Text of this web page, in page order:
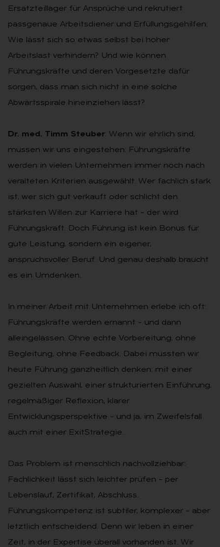
Ersatzteillager für Ansprüche und rekrutiert
passgenaue Arbeitsdiener und Erfüllungsgehilfen.
Wie lässt sich so etwas selbst bei hoher
Arbeitslast verhindern? Und wie können
Führungskräfte und deren Vorgesetzte dafür
sorgen, dass man sich nicht in eine solche
Abwärtsspirale hineinziehen lässt?
Dr. med. Timm Steuber: Wenn wir ehrlich sind,
müssen wir uns eingestehen: Führungskräfte
werden in vielen Unternehmen immer noch nach
veralteten Kriterien ausgewählt. Wer fachlich stark
ist, wer sich gut verkauft oder schlicht den
stärksten Willen zur Karriere hat – der wird
Führungskraft. Doch Führung ist kein Bonus für
gute Leistung, sondern ein eigener,
anspruchsvoller Beruf. Und genau deshalb braucht
es ein Umdenken.
In meiner Arbeit mit Unternehmen erlebe ich oft:
Führungskräfte werden ernannt – und dann
alleingelassen. Ohne echte Vorbereitung, ohne
Begleitung, ohne Feedback. Dabei müssten wir
heute Führung ganzheitlich denken: mit einer
gezielten Auswahl, einer strukturierten Einführung,
regelmäßiger Reflexion, klarer
Entwicklungsperspektive – und ja, im Zweifelsfall
auch mit einer ExitStrategie.
Das Problem ist menschlich nachvollziehbar:
Fachlichkeit lässt sich leichter prüfen – per
Lebenslauf, Zertifikat, Abschluss.
Führungskompetenz ist subtiler, komplexer – aber
letztlich entscheidend. Denn wir leben in einer
Zeit, in der Expertise überall vorhanden ist. Wir